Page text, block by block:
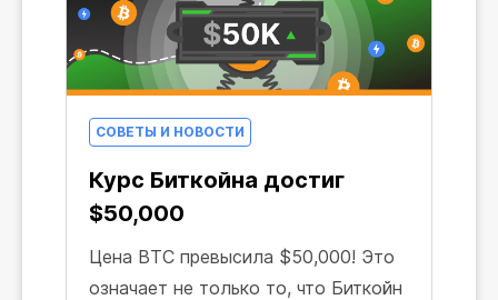
СОВЕТЫ И НОВОСТИ
Курс Биткойна достиг
$50,000
Цена BTC превысила $50,000! Это
означает не только то, что Биткойн